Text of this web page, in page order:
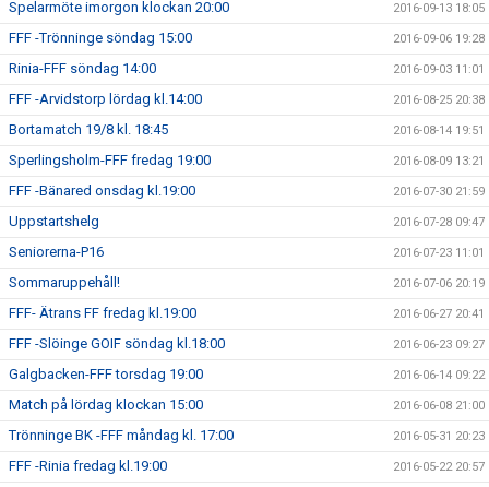
Spelarmöte imorgon klockan 20:00 2016-09-13 18:05
FFF -Trönninge söndag 15:00 2016-09-06 19:28
Rinia-FFF söndag 14:00 2016-09-03 11:01
FFF -Arvidstorp lördag kl.14:00 2016-08-25 20:38
Bortamatch 19/8 kl. 18:45 2016-08-14 19:51
Sperlingsholm-FFF fredag 19:00 2016-08-09 13:21
FFF -Bänared onsdag kl.19:00 2016-07-30 21:59
Uppstartshelg 2016-07-28 09:47
Seniorerna-P16 2016-07-23 11:01
Sommaruppehåll! 2016-07-06 20:19
FFF- Ätrans FF fredag kl.19:00 2016-06-27 20:41
FFF -Slöinge GOIF söndag kl.18:00 2016-06-23 09:27
Galgbacken-FFF torsdag 19:00 2016-06-14 09:22
Match på lördag klockan 15:00 2016-06-08 21:00
Trönninge BK -FFF måndag kl. 17:00 2016-05-31 20:23
FFF -Rinia fredag kl.19:00 2016-05-22 20:57